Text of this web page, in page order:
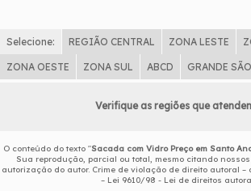
Selecione: REGIÃO CENTRAL ZONA LESTE
ZONA OESTE ZONA SUL ABCD GRANDE
Verifique as regiões que
O conteúdo do texto "Sacada com Vidro Preço em Santo
Sua reprodução, parcial ou total, mesmo citando
autorização do autor. Crime de violação de direito autoral –
– Lei 9610/98 - Lei de direitos